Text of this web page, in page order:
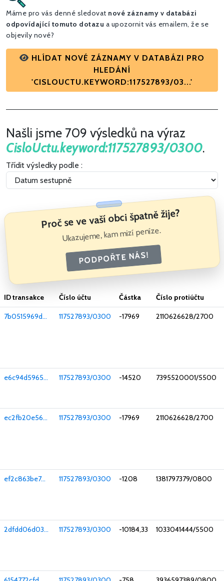
Máme pro vás denné sledovat nové záznamy v databázi
odpovídající tomuto dotazu a upozornit vás emailem, že se
objevily nové?
HLÍDAT NOVÉ ZÁZNAMY V DATABÁZI PRO
HLEDÁNÍ
'CISLOUCTU.KEYWORD:117527893/03...'
Našli jsme 709 výsledků na výraz
CisloUctu.keyword:117527893/0300.
Třídit výsledky podle :
Proč se ve vaší obci špatně žije?
Ukazujeme, kam mizí peníze.
PODPOŘTE NÁS!
ID transakce Číslo účtu Částka Číslo protiúčtu
7b0515969d... 117527893/0300 -17969 2110626628/2700
e6c94d5965... 117527893/0300 -14520 7395520001/5500
ec2fb20e56... 117527893/0300 -17969 2110626628/2700
ef2c863be7... 117527893/0300 -1208 1381797379/0800
2dfdd06d03... 117527893/0300 -10184,33 1033041444/5500